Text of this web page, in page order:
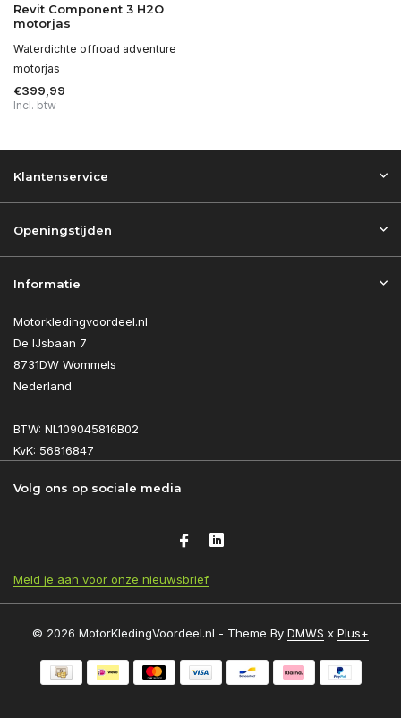
Revit Component 3 H2O
motorjas
Waterdichte offroad adventure
motorjas
€399,99
Incl. btw
Klantenservice
Openingstijden
Informatie
Motorkledingvoordeel.nl
De IJsbaan 7
8731DW Wommels
Nederland
BTW: NL109045816B02
KvK: 56816847
Volg ons op sociale media
Meld je aan voor onze nieuwsbrief
© 2026 MotorKledingVoordeel.nl - Theme By DMWS x Plus+